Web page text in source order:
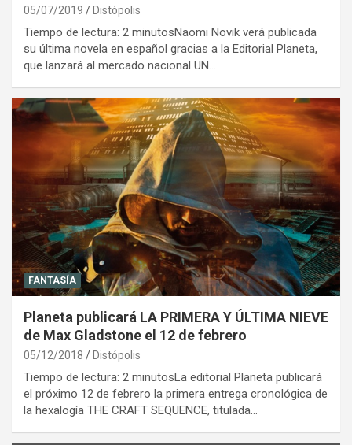
05/07/2019 Distópolis
Tiempo de lectura: 2 minutosNaomi Novik verá publicada
su última novela en español gracias a la Editorial Planeta,
que lanzará al mercado nacional UN…
FANTASÍA
Planeta publicará LA PRIMERA Y ÚLTIMA NIEVE
de Max Gladstone el 12 de febrero
05/12/2018 Distópolis
Tiempo de lectura: 2 minutosLa editorial Planeta publicará
el próximo 12 de febrero la primera entrega cronológica de
la hexalogía THE CRAFT SEQUENCE, titulada…